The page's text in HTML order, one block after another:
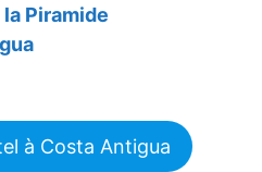
Piramide
à Costa Antigua